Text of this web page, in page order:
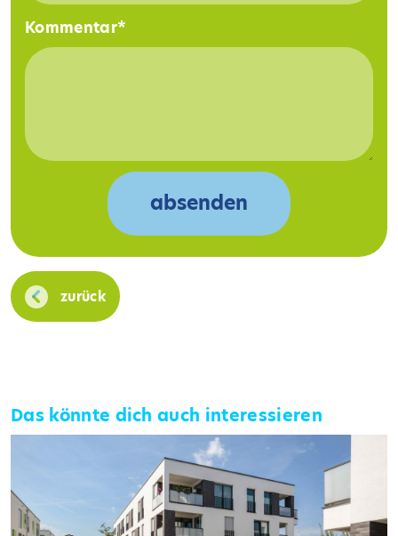
Kommentar*
zurück
Das könnte dich auch interessieren